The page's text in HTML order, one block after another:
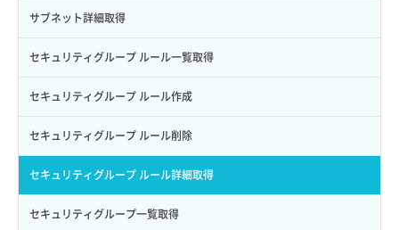
バックアップ詳細一覧取得
バックアップ詳細取得
ボリュームイメージ保存
ボリュームタイプ一覧取得
ボリュームタイプ詳細取得
ボリューム一覧取得
イメージ詳細取得
アタッチ済みポート詳細取得
アタッチ済みボリューム一覧
アタッチ済みボリューム詳細取得
コンソールURL発行
サーバーに紐づくアドレス取得
サーバーに紐づくアドレス取得（ネットワーク指定）
サブネット詳細取得
セキュリティグループ ルール一覧取得
セキュリティグループ ルール作成
セキュリティグループ ルール削除
セキュリティグループ ルール詳細取得
セキュリティグループ一覧取得